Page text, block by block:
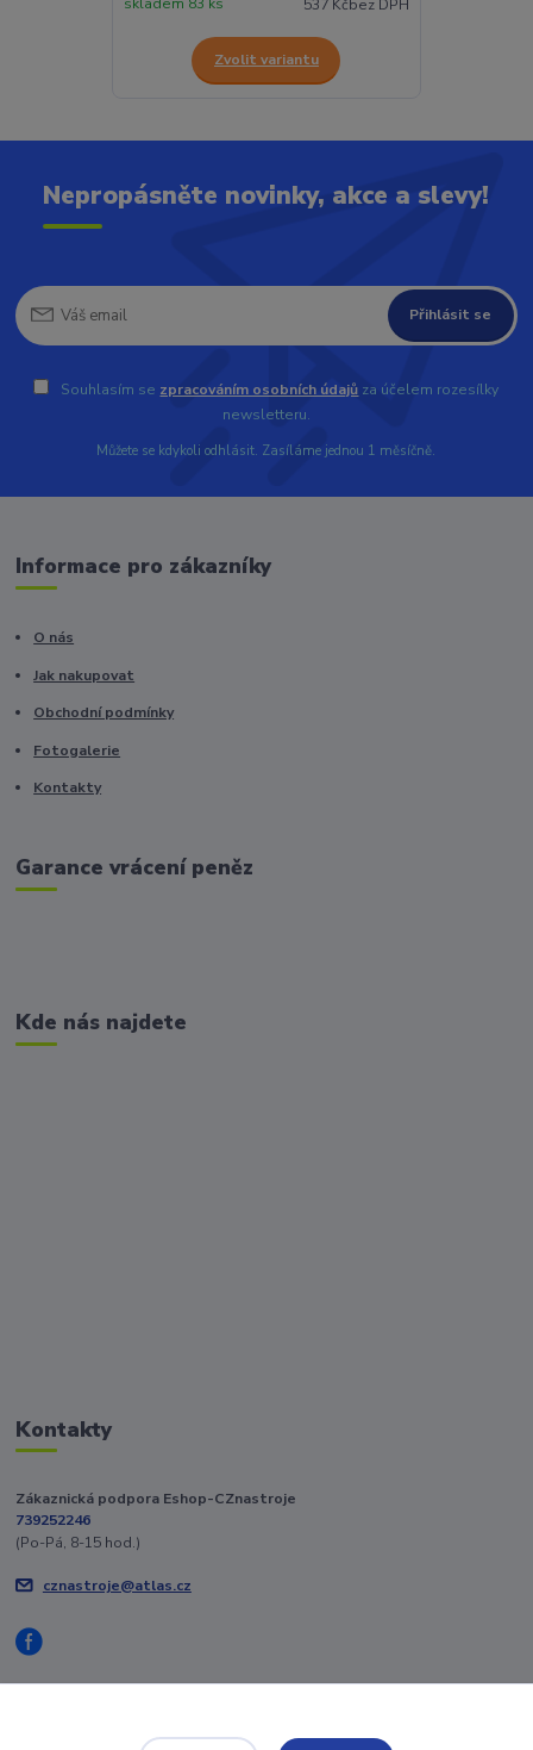
537 Kčbez DPH
Zvolit variantu
Nepropásněte novinky, akce a slevy!
Přihlásit se
Souhlasím se zpracováním osobních údajů za účelem rozesílky
newsletteru.
Můžete se kdykoli odhlásit. Zasíláme jednou 1 měsíčně.
Informace pro zákazníky
O nás
Jak nakupovat
Obchodní podmínky
Fotogalerie
Kontakty
Garance vrácení peněz
Kde nás najdete
Kontakty
Zákaznická podpora Eshop-CZnastroje
739252246
(Po-Pá, 8-15 hod.)
cznastroje@atlas.cz